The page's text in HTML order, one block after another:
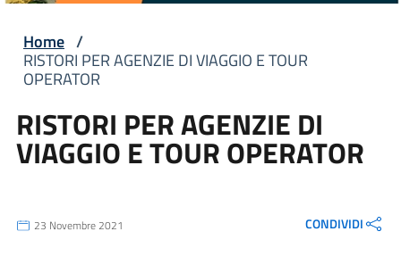
Home /
RISTORI PER AGENZIE DI VIAGGIO E TOUR
OPERATOR
RISTORI PER AGENZIE DI
VIAGGIO E TOUR OPERATOR
23 Novembre 2021 CONDIVIDI